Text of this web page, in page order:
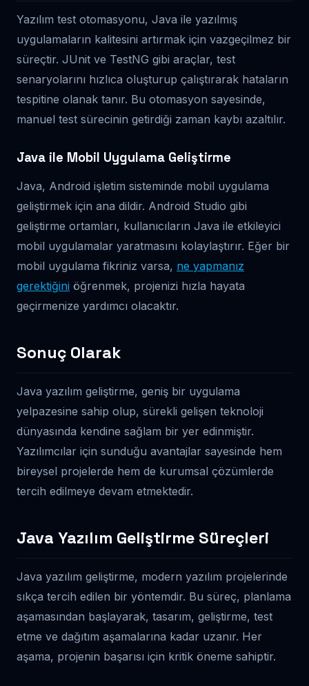
Yazılım test otomasyonu, Java ile yazılmış
uygulamaların kalitesini artırmak için vazgeçilmez bir
süreçtir. JUnit ve TestNG gibi araçlar, test
senaryolarını hızlıca oluşturup çalıştırarak hataların
tespitine olanak tanır. Bu otomasyon sayesinde,
manuel test sürecinin getirdiği zaman kaybı azaltılır.
Java ile Mobil Uygulama Geliştirme
Java, Android işletim sisteminde mobil uygulama
geliştirmek için ana dildir. Android Studio gibi
geliştirme ortamları, kullanıcıların Java ile etkileyici
mobil uygulamalar yaratmasını kolaylaştırır. Eğer bir
mobil uygulama fikriniz varsa, ne yapmanız
gerektiğini öğrenmek, projenizi hızla hayata
geçirmenize yardımcı olacaktır.
Sonuç Olarak
Java yazılım geliştirme, geniş bir uygulama
yelpazesine sahip olup, sürekli gelişen teknoloji
dünyasında kendine sağlam bir yer edinmiştir.
Yazılımcılar için sunduğu avantajlar sayesinde hem
bireysel projelerde hem de kurumsal çözümlerde
tercih edilmeye devam etmektedir.
Java Yazılım Geliştirme Süreçleri
Java yazılım geliştirme, modern yazılım projelerinde
sıkça tercih edilen bir yöntemdir. Bu süreç, planlama
aşamasından başlayarak, tasarım, geliştirme, test
etme ve dağıtım aşamalarına kadar uzanır. Her
aşama, projenin başarısı için kritik öneme sahiptir.